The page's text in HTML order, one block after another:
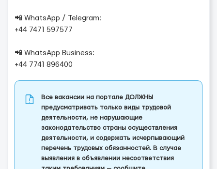
📲 WhatsApp / Telegram:
+44 7471 597577
📲 WhatsApp Business:
+44 7741 896400
Все вакансии на портале ДОЛЖНЫ
предусматривать только виды трудовой
деятельности, не нарушающие
законодательство страны осуществления
деятельности, и содержать исчерпывающий
перечень трудовых обязанностей. В случае
выявления в объявлении несоответствия